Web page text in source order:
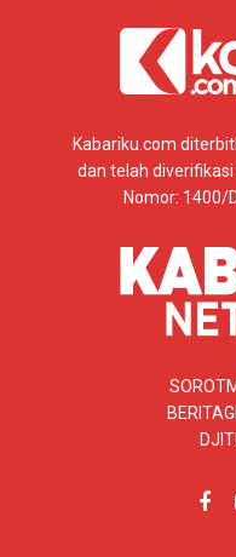
Kabariku.com
dan telah
Nomor: 1400/